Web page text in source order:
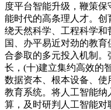
度平台智能升级，鞭策
能时代的高条理人才。
绕天然科学、工程科学
国、办平易近对劲的教
合参取的多元投入机制
长，(十)建立集约高效的
数据资本、根本设备、
教育系统。将人工智能纳
算，及时研判人工智能对